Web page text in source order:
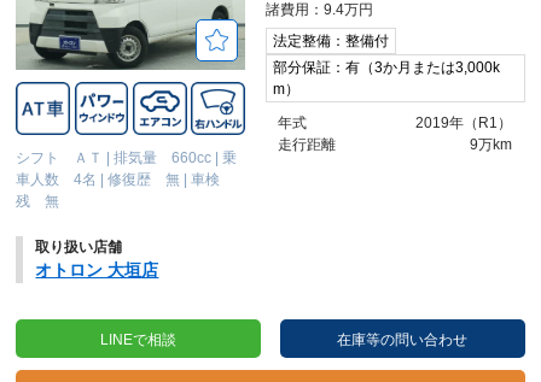
シフト ＡＴ |排気量 660cc |乗
車人数 4名
|修復歴 無 |車検
残 無
諸費用：9.4万円
法定整備：整備付
部分保証：有（3か月または3,000k
m）
年式
2019年（R1）
走行距離
9万km
取り扱い店舗
オトロン 大垣店
LINEで相談 在庫等の問い合わせ